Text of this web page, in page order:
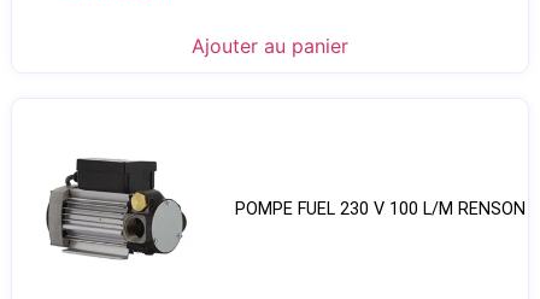
Ajouter au panier
POMPE FUEL 230 V 100 L/M RENSON